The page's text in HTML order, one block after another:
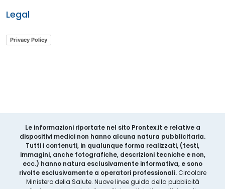
Legal
Privacy Policy
Le informazioni riportate nel sito Prontex.it e relative a
dispositivi medici non hanno alcuna natura pubblicitaria.
Tutti i contenuti, in qualunque forma realizzati, (testi,
immagini, anche fotografiche, descrizioni tecniche e non,
ecc.) hanno natura esclusivamente informativa, e sono
rivolte esclusivamente a operatori professionali.Circolare
Ministero della Salute. Nuove linee guida della pubblicità